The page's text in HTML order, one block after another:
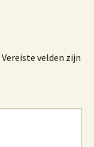
Vereiste velden zijn